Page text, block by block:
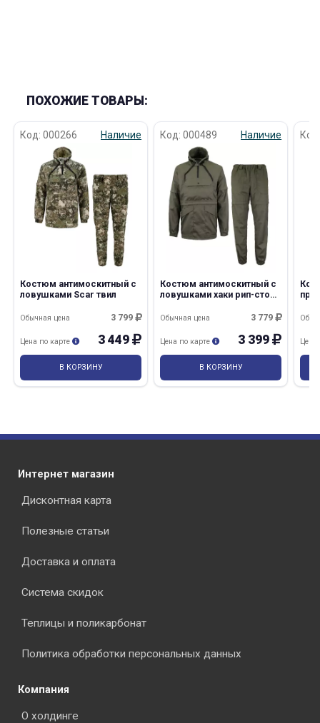
ПОХОЖИЕ ТОВАРЫ:
Код: 000266 Наличие
Костюм антимоскитный с
ловушками Scar твил
3 799
Обычная цена
3 449
Цена по карте
В КОРЗИНУ
Код: 000489 Наличие
Костюм антимоскитный с
ловушками хаки рип-стоп
3 779
Обычная цена
3 399
Цена по карте
В КОРЗИНУ
Цена
Интернет магазин
Дисконтная карта
Полезные статьи
Доставка и оплата
Система скидок
Теплицы и поликарбонат
Политика обработки персональных данных
Компания
О холдинге